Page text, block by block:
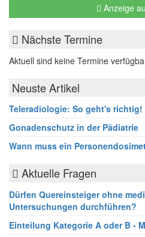
Anzeige
Nächste Termine
Aktuell sind keine Termine
Neuste Artikel
Teleradiologie: So geht's richtig!
Gonadenschutz in der Pädiatrie
Wann muss ein
Aktuelle Fragen
Dürfen Quereinsteiger ohne
Untersuchungen durchführen?
Einteilung Kategorie A oder B -